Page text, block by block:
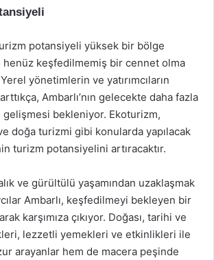
potansiyeli yüksek bir bölge
henüz keşfedilmemiş bir cennet olma
yönetimlerin ve yatırımcıların
Ambarlı’nın gelecekte daha fazla
bekleniyor. Ekoturizm,
doğa turizmi gibi konularda yapılacak
turizm potansiyelini artıracaktır.
ve gürültülü yaşamından uzaklaşmak
Ambarlı, keşfedilmeyi bekleyen bir
karşımıza çıkıyor. Doğası, tarihi ve
lezzetli yemekleri ve etkinlikleri ile
arayanlar hem de macera peşinde